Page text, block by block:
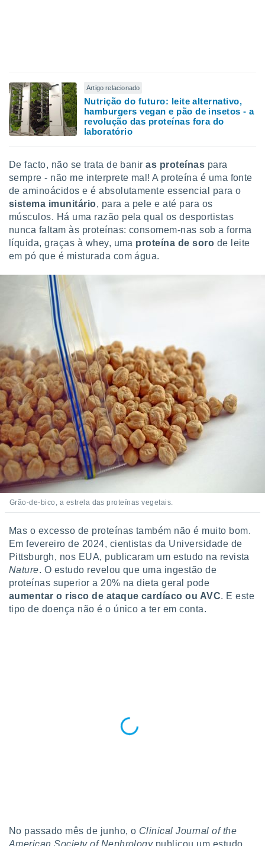
ou opor-
qualquer
em “
na
o
de
num
utilizar
criar
medir
da
medir o
dos
os
de
ou
de dados
fontes,
e melhorar
dados
Artigo relacionado
Nutrição do futuro: leite alternativo,
hamburgers vegan e pão de insetos - a
revolução das proteínas fora do
laboratório
De facto, não se trata de baniras proteínas para
sempre - não me interprete mal! A proteína é uma fonte
de aminoácidos e é absolutamente essencial para o
sistema imunitário, para a pele e até para os
músculos. Há uma razão pela qual os desportistas
nunca faltam às proteínas: consomem-nas sob a forma
líquida, graças à whey, uma proteína de soro de leite
em pó que é misturada com água.
Grão-de-bico, a estrela das proteínas vegetais.
Mas o excesso de proteínas também não é muito bom.
Em fevereiro de 2024, cientistas da Universidade de
Pittsburgh, nos EUA, publicaram um estudo na revista
Nature. O estudo revelou que uma ingestão de
proteínas superior a 20% na dieta geral pode
aumentar o risco de ataque cardíaco ou AVC. E este
tipo de doença não é o único a ter em conta.
No passado mês de junho, o Clinical Journal of the
American Society of Nephrologypublicou um estudo